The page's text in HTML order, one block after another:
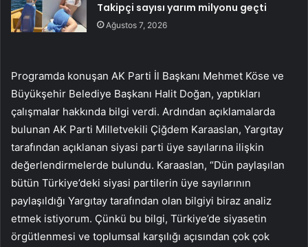
Takipçi sayısı yarım milyonu geçti
Ağustos 7, 2026
Programda konuşan AK Parti İl Başkanı Mehmet Köse ve
Büyükşehir Belediye Başkanı Halit Doğan, yaptıkları
çalışmalar hakkında bilgi verdi. Ardından açıklamalarda
bulunan AK Parti Milletvekili Çiğdem Karaaslan, Yargıtay
tarafından açıklanan siyasi parti üye sayılarına ilişkin
değerlendirmelerde bulundu. Karaaslan, “Dün paylaşılan
bütün Türkiye’deki siyasi partilerin üye sayılarının
paylaşıldığı Yargıtay tarafından olan bilgiyi biraz analiz
etmek istiyorum. Çünkü bu bilgi, Türkiye’de siyasetin
örgütlenmesi ve toplumsal karşılığı açısından çok çok